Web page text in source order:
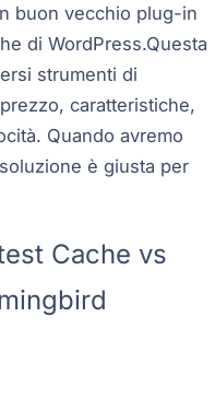
buon vecchio plug-in
di WordPress.Questa
strumenti di
caratteristiche,
Quando avremo
è giusta per
Cache vs